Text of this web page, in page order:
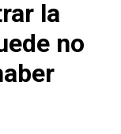
la
no